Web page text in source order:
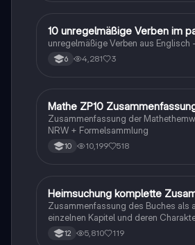
1 Englisch
10 unregelmäßige Verben im
unregelmäßige Verben aus Englisch
6 4,281 3
Mathe
Mathe ZP10
Zusammenfassung der
NRW + Formelsammlung
10 10,199 518
Deutsch
Heimsuchung komplette
Zusammenfassung des Buches als
einzelnen Kapitel und deren
tabellarisch. Im Unterricht ohne KI
12 5,810 119